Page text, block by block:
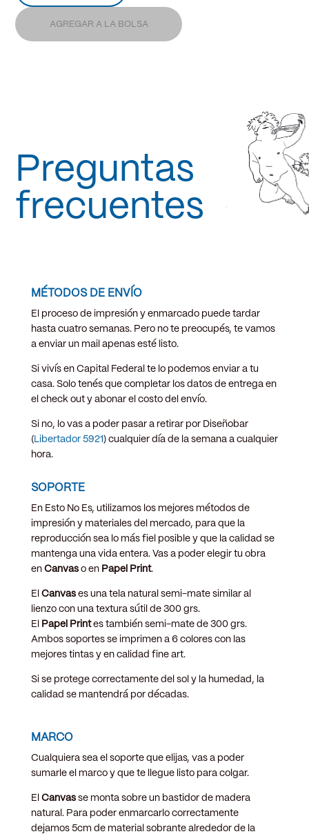
cantidad
AGREGAR A LA BOLSA
Preguntas
frecuentes
MÉTODOS DE ENVÍO
El proceso de impresión y enmarcado puede tardar
hasta cuatro semanas. Pero no te preocupés, te vamos
a enviar un mail apenas esté listo.
Si vivís en Capital Federal te lo podemos enviar a tu
casa. Solo tenés que completar los datos de entrega en
el check out y abonar el costo del envío.
Si no, lo vas a poder pasar a retirar por Diseñobar
(Libertador 5921) cualquier día de la semana a cualquier
hora.
SOPORTE
En Esto No Es, utilizamos los mejores métodos de
impresión y materiales del mercado, para que la
reproducción sea lo más fiel posible y que la calidad se
mantenga una vida entera. Vas a poder elegir tu obra
en Canvaso en Papel Print.
El Canvases una tela natural semi-mate similar al
lienzo con una textura sútil de 300 grs.
El
Papel Printes también semi-mate de 300 grs.
Ambos soportes se imprimen a 6 colores con las
mejores tintas y en calidad fine art.
Si se protege correctamente del sol y la humedad, la
calidad se mantendrá por décadas.
MARCO
Cualquiera sea el soporte que elijas, vas a poder
sumarle el marco y que te llegue listo para colgar.
El Canvasse monta sobre un bastidor de madera
natural. Para poder enmarcarlo correctamente
dejamos 5cm de material sobrante alrededor de la